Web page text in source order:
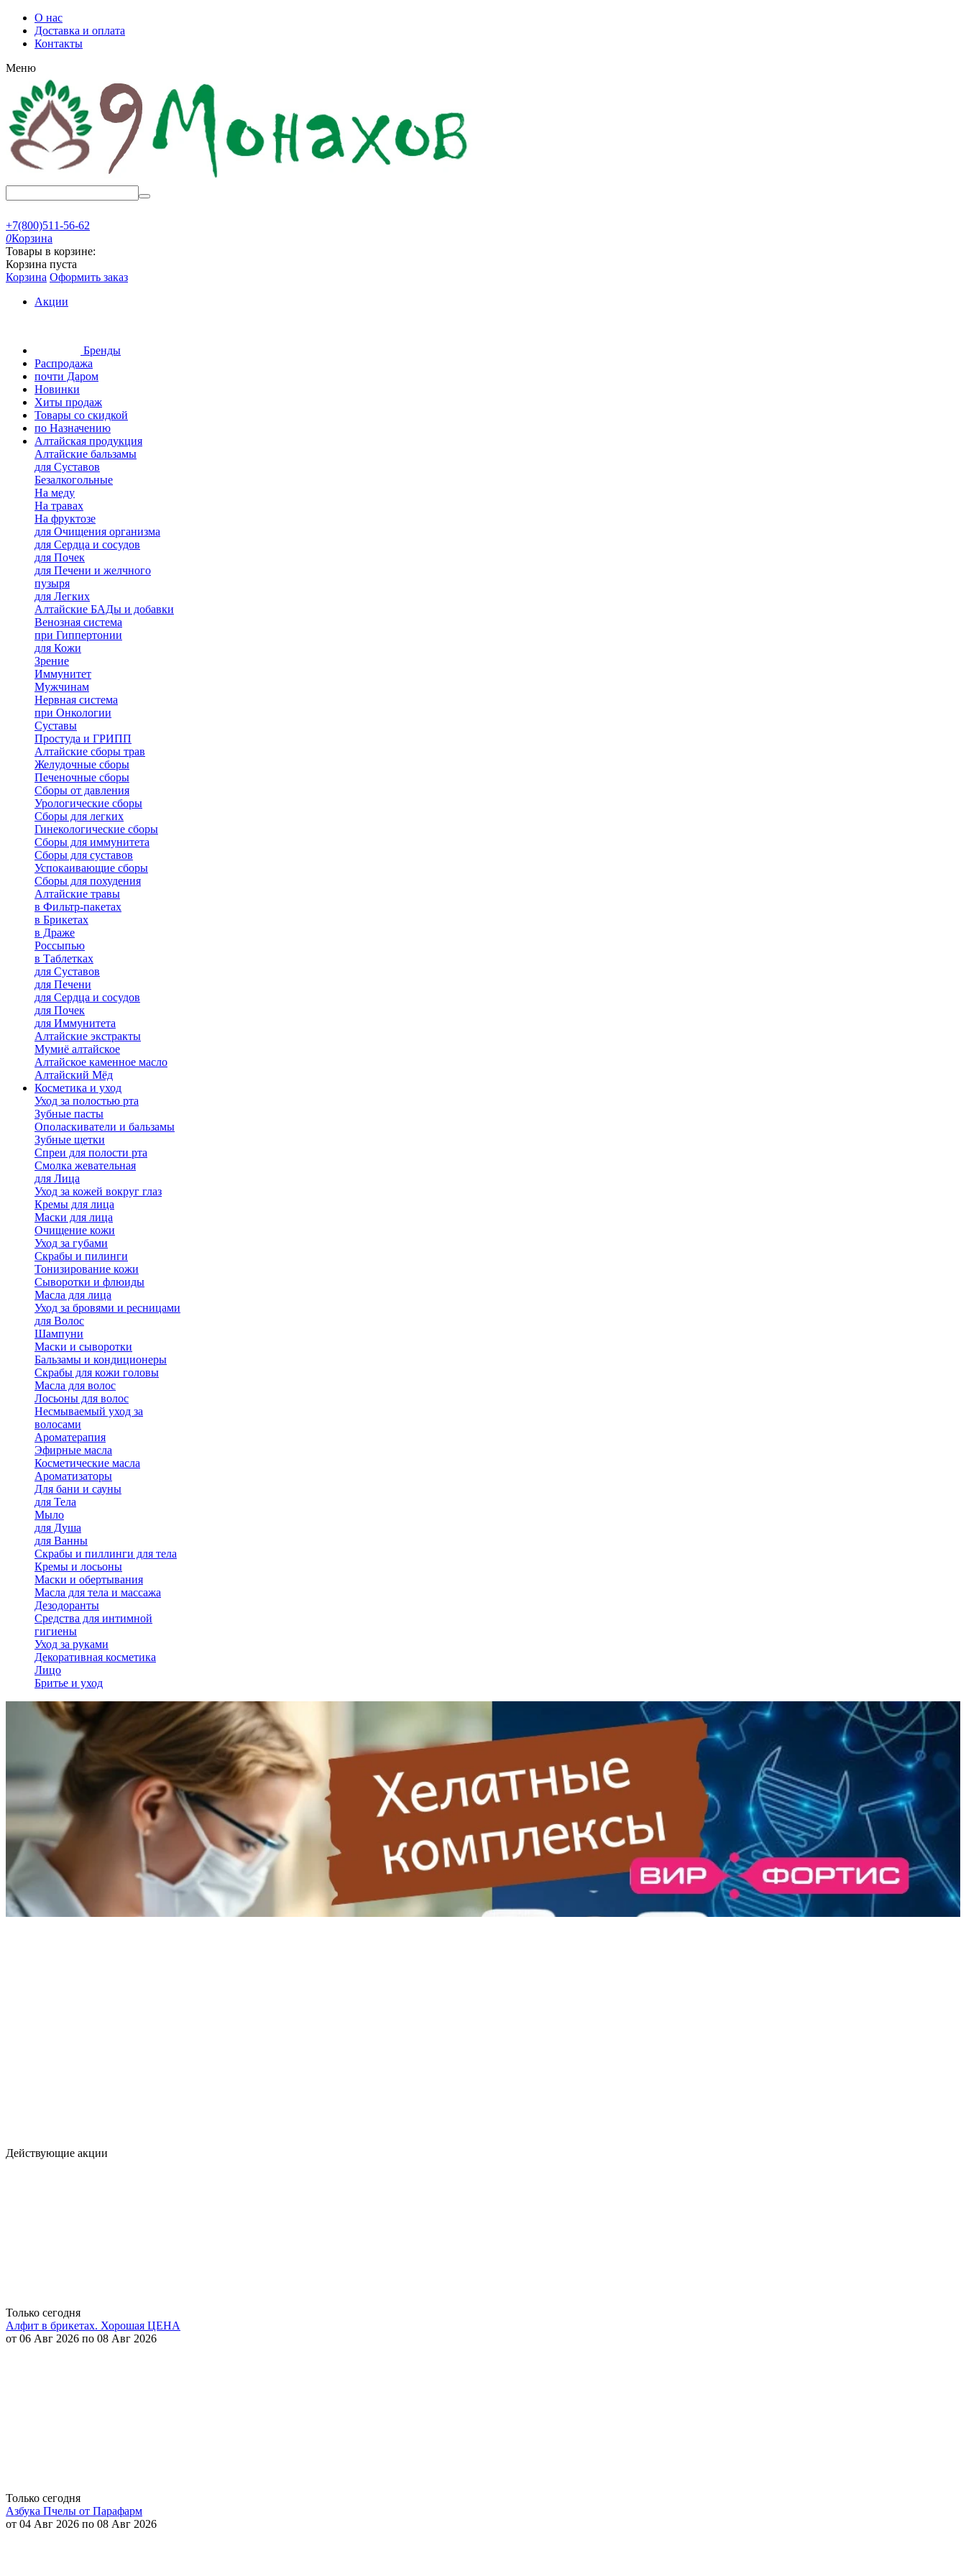
О нас
Доставка и оплата
Контакты
Меню
+7(800)511-56-62
0Корзина
Товары в корзине:
Корзина пуста
Корзина Оформить заказ
Акции
Бренды
Распродажа
почти Даром
Новинки
Хиты продаж
Товары со скидкой
по Назначению
Алтайская продукция
Алтайские бальзамы
для Суставов
Безалкогольные
На меду
На травах
На фруктозе
для Очищения организма
для Сердца и сосудов
для Почек
для Печени и желчного
пузыря
для Легких
Алтайские БАДы и добавки
Венозная система
при Гиппертонии
для Кожи
Зрение
Иммунитет
Мужчинам
Нервная система
при Онкологии
Суставы
Простуда и ГРИПП
Алтайские сборы трав
Желудочные сборы
Печеночные сборы
Сборы от давления
Урологические сборы
Сборы для легких
Гинекологические сборы
Сборы для иммунитета
Сборы для суставов
Успокаивающие сборы
Сборы для похудения
Алтайские травы
в Фильтр-пакетах
в Брикетах
в Драже
Россыпью
в Таблетках
для Cуставов
для Печени
для Сердца и сосудов
для Почек
для Иммунитета
Алтайские экстракты
Мумиё алтайское
Алтайское каменное масло
Алтайский Мёд
Косметика и уход
Уход за полостью рта
Зубные пасты
Ополаскиватели и бальзамы
Зубные щетки
Спреи для полости рта
Смолка жевательная
для Лица
Уход за кожей вокруг глаз
Кремы для лица
Маски для лица
Очищение кожи
Уход за губами
Скрабы и пилинги
Тонизирование кожи
Сыворотки и флюиды
Масла для лица
Уход за бровями и ресницами
для Волос
Шампуни
Маски и сыворотки
Бальзамы и кондиционеры
Скрабы для кожи головы
Масла для волос
Лосьоны для волос
Несмываемый уход за
волосами
Ароматерапия
Эфирные масла
Косметические масла
Ароматизаторы
Для бани и сауны
для Тела
Мыло
для Душа
для Ванны
Скрабы и пиллинги для тела
Кремы и лосьоны
Маски и обертывания
Масла для тела и массажа
Дезодоранты
Средства для интимной
гигиены
Уход за руками
Декоративная косметика
Лицо
Бритье и уход
Действующие акции
Только сегодня
Алфит в брикетах. Хорошая ЦЕНА
от 06 Авг 2026 по 08 Авг 2026
Только сегодня
Азбука Пчелы от Парафарм
от 04 Авг 2026 по 08 Авг 2026